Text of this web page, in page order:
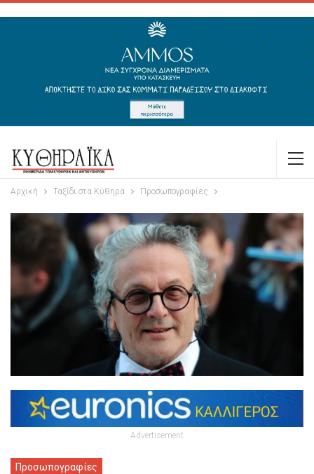
Αρχική Ταξίδι στα Κύθηρα Προσωπογραφίες
Advertisement
Προσωπογραφίες